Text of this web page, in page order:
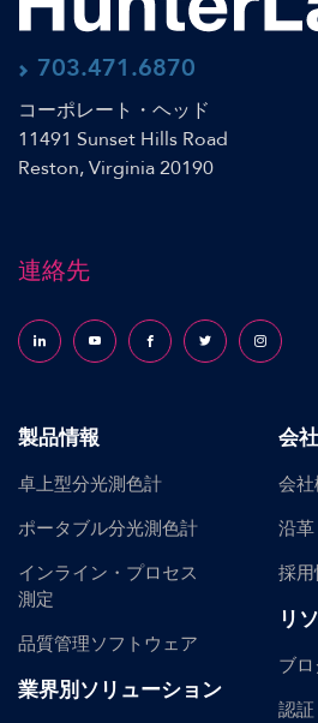
703.471.6870
コーポレート・ヘッド
11491 Sunset Hills Road
Reston, Virginia 20190
連絡先
Follow us on LinkedInFollow us on YouTubeFollow us on Facebook
Follow us on XFollow us
製品情報
卓上型分光測色計
ポータブル分光測色計
インライン・プロセス
測定
品質管理ソフトウェア
業界別ソリューション
会
会
沿革
採
リ
ブ
認